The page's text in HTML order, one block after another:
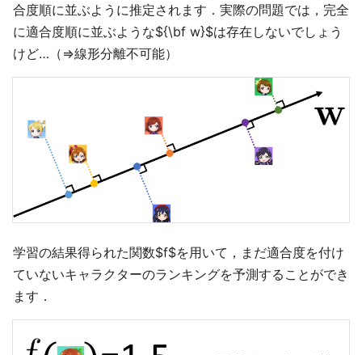
合度順に並ぶように推定されます．実際の問題では，完全
に適合度順に並ぶような${\bf w}$は存在しないでしょう
けど…（⇒線形分離不可能）
学習の結果得られた関数$f$を用いて，まだ適合度を付け
ていないキャラクターのランキングを予測することができ
ます．